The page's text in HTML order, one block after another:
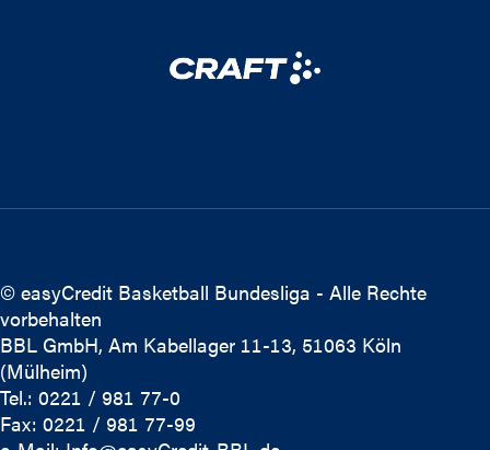
© easyCredit Basketball Bundesliga - Alle Rechte
vorbehalten
BBL GmbH, Am Kabellager 11-13, 51063 Köln
(Mülheim)
Tel.: 0221 / 981 77-0
Fax: 0221 / 981 77-99